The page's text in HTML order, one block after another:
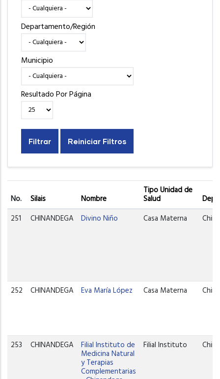
Departamento/Región
Municipio
Resultado Por Página
No. Silais Nombre
Tipo Unidad de
Salud
251
CHINANDEGA Divino Niño Casa Materna
252 CHINANDEGA Eva María López Casa Materna
253 CHINANDEGA Filial Instituto de
Medicina Natural
y Terapias
Complementarias
Filial Instituto